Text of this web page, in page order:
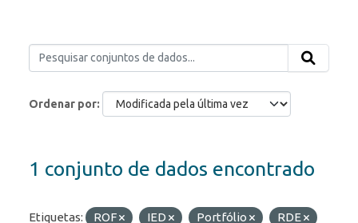
Ordenar por
1 conjunto de dados encontrado
Etiquetas: ROF IED Portfólio
RDE